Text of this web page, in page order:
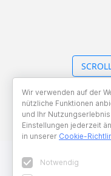
BACK
Wir verwenden auf der
nützliche Funktionen
und Ihr
Einstellungen jederzeit
in unserer Cookie-
Notwendig